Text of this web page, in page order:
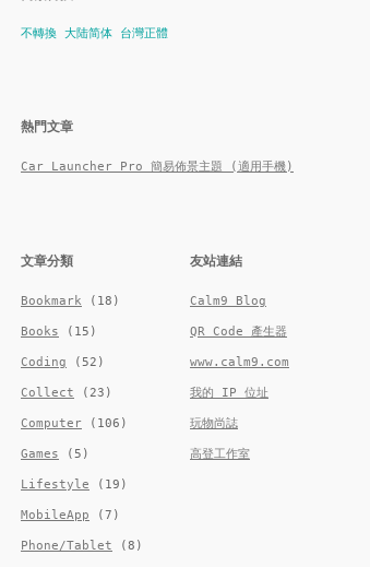
不轉換 大陆简体 台灣正體
熱門文章
Car Launcher Pro 簡易佈景主題 (適用手機)
文章分類
Bookmark (18)
Books (15)
Coding (52)
Collect (23)
Computer (106)
Games (5)
Lifestyle (19)
MobileApp (7)
Phone/Tablet (8)
友站連結
Calm9 Blog
QR Code 產生器
www.calm9.com
我的 IP 位址
玩物尚誌
高登工作室